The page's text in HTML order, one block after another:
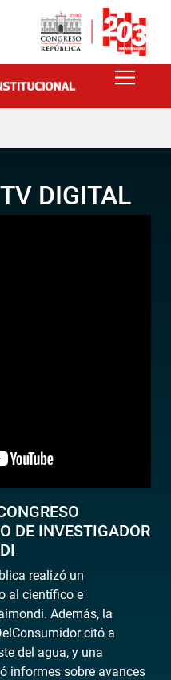
DIGITAL
DE INVESTIGADOR
realizó un
al científico e
Además, la
citó a
del agua, y una
informes sobre avances